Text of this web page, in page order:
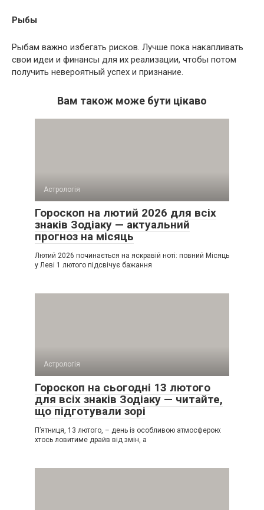
Рыбы
Рыбам важно избегать рисков. Лучше пока накапливать
свои идеи и финансы для их реализации, чтобы потом
получить невероятный успех и признание.
Вам також може бути цікаво
Астрологія
Гороскоп на лютий 2026 для всіх
знаків Зодіаку — актуальний
прогноз на місяць
Лютий 2026 починається на яскравій ноті: повний Місяць
у Леві 1 лютого підсвічує бажання
Астрологія
Гороскоп на сьогодні 13 лютого
для всіх знаків Зодіаку — читайте,
що підготували зорі
П’ятниця, 13 лютого, – день із особливою атмосферою:
хтось ловитиме драйв від змін, а